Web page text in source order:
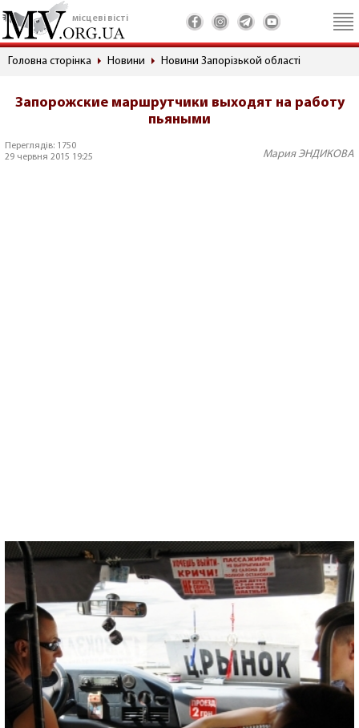
місцеві вісті
Головна сторінка Новини Новини Запорізькой області
Запорожские маршрутчики выходят на работу
пьяными
Переглядів: 1750
29 червня 2015 19:25
Мария ЭНДИКОВА